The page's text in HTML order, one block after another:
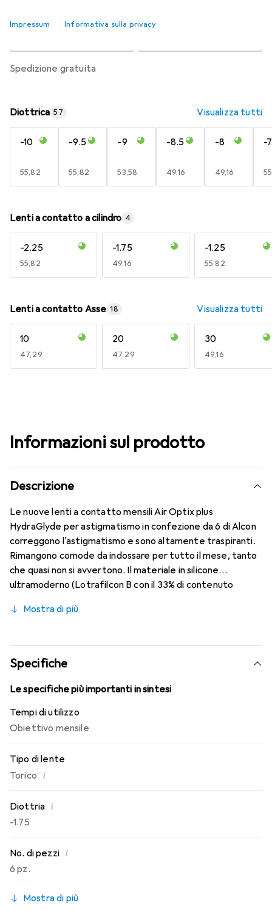
Impressum Informativa sulla privacy
spedizione gratuita
Diottrica 57 Visualizza tutti
-10
EUR
55,82
-9.5
EUR
55,82
-9
EUR
53,58
-8.5
EUR
49,16
-8
EUR
49,16
-
Lenti a contatto a cilindro 4
-2.25
EUR
55,82
-1.75
EUR
49,16
-1.25
EUR
55,82
Lenti a contatto Asse 18 Visualizza tutti
10
EUR
47,29
20
EUR
47,29
30
EUR
49,16
Informazioni sul prodotto
Descrizione
Le nuove lenti a contatto mensili Air Optix plus
HydraGlyde per astigmatismo in confezione da 6 di Alcon
correggono l'astigmatismo e sono altamente traspiranti.
Rimangono comode da indossare per tutto il mese, tanto
che quasi non si avvertono. Il materiale in silicone
ultramoderno (Lotrafilcon B con il 33% di contenuto
Moisture Matrix e la nota tecnologia SmartShield,
conosci. Comfort e assenza di fastidi per tutto il giorno
con queste lenti mensili.
Mostra di più
Specifiche
Le specifiche più importanti in sintesi
Tempi di utilizzo
Obiettivo mensile
Tipo di lente
Torico i
Diottria i
-1.75
No. di pezzi i
6 pz.
Mostra di più